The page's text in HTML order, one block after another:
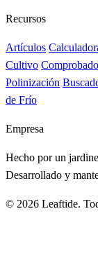
Recursos
Artículos
Cultivo
Polinización
de Frío
Empresa
Hecho por un
Desarrollado y
© 2026 Leaftide.